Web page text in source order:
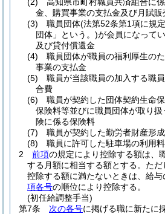
金、購買事業の支払金及び月賦販
(3)
職員団体(法第52条第1項に規
団体」という。)が会員になって
及び貸付償還金
(4)
職員団体が職員の福利厚生の
事業の支払金
(5)
職員が当該職員の加入する職
合費
(6)
職員が契約した団体契約生命
保険料等並びに職員団体が取り
険に係る保険料
(7)
職員が契約した勤労者財産形
(8)
職員に許可した駐車場の利用料
2
前項の規定により控除する額は、
する月額に相当する額とする。 ただ
控除する額に満たないときは、給
項各号の順位により控除する。
(初任給調整手当)
第7条
次の各号に掲げる職に新たに